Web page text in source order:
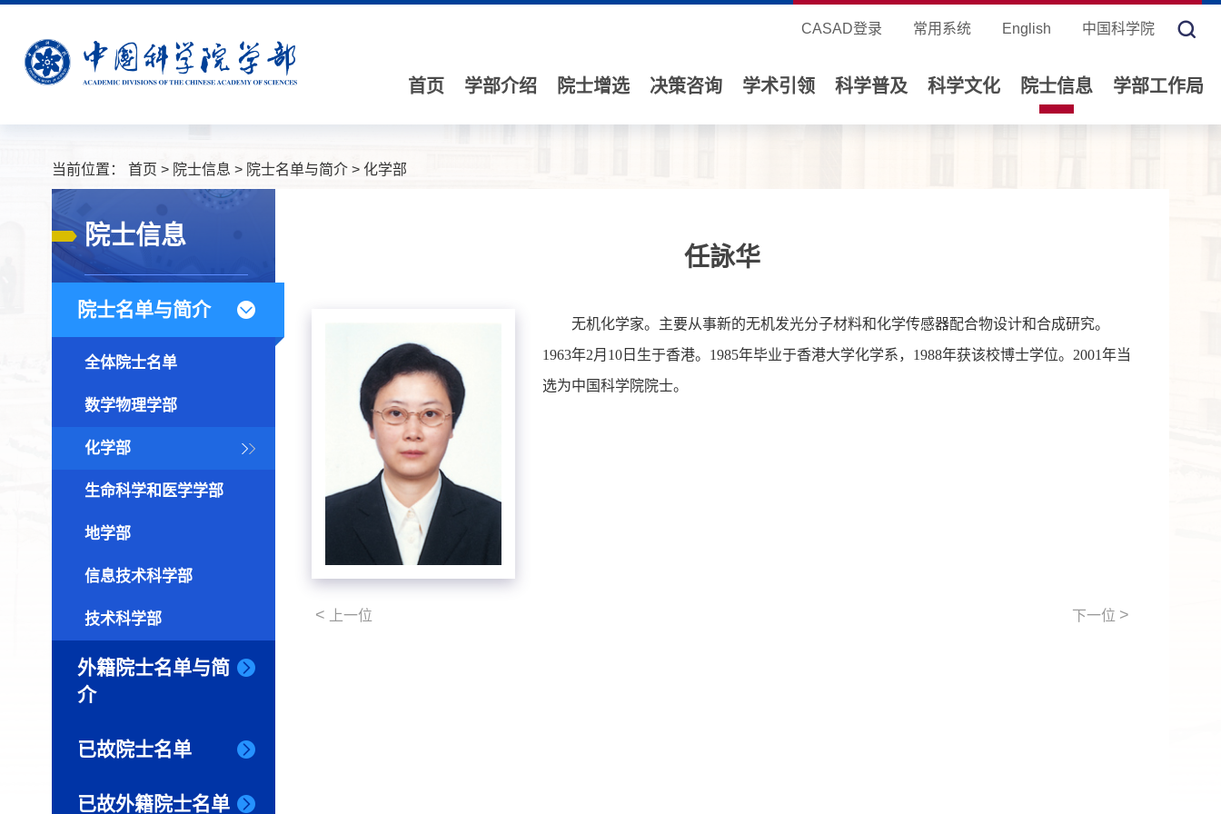
CASAD登录 常用系统 English 中国科学院
首页 学部介绍 院士增选 决策咨询 学术引领 科学普及 科学文化 院士信息 学部工作局
当前位置： 首页 > 院士信息 > 院士名单与简介 > 化学部
院士信息
院士名单与简介
全体院士名单
数学物理学部
化学部
生命科学和医学学部
地学部
信息技术科学部
技术科学部
外籍院士名单与简
介
已故院士名单
已故外籍院士名单
任詠华
无机化学家。主要从事新的无机发光分子材料和化学传感器配合物设计和合成研究。
1963年2月10日生于香港。1985年毕业于香港大学化学系，1988年获该校博士学位。2001年当
选为中国科学院院士。
< 上一位 下一位 >